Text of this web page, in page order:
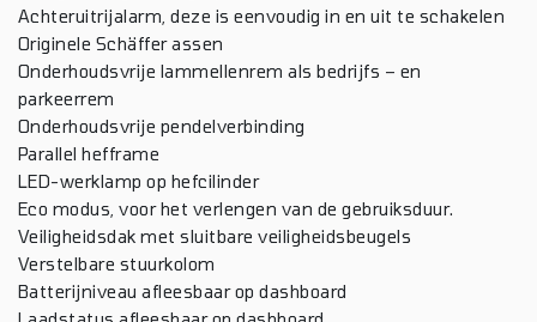
Achteruitrijalarm, deze is eenvoudig in en uit te schakelen
Originele Schäffer assen
Onderhoudsvrije lammellenrem als bedrijfs – en
parkeerrem
Onderhoudsvrije pendelverbinding
Parallel hefframe
LED-werklamp op hefcilinder
Eco modus, voor het verlengen van de gebruiksduur.
Veiligheidsdak met sluitbare veiligheidsbeugels
Verstelbare stuurkolom
Batterijniveau afleesbaar op dashboard